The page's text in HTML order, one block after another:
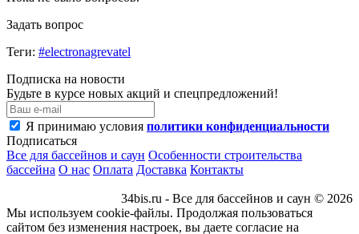
Задать вопрос
Теги: #electronagrevatel
Подписка на новости
Будьте в курсе новых акций и спецпредложений!
Я принимаю условия политики конфиденциальности
Подписаться
Все для бассейнов и саун Особенности строительства
бассейна О нас Оплата Доставка Контакты
34bis.ru - Все для бассейнов и саун © 2026
Мы используем cookie-файлы. Продолжая пользоваться
сайтом без изменения настроек, вы даете согласие на